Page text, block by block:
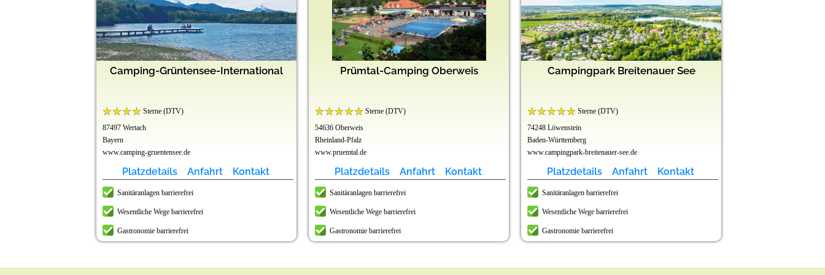
Camping-Grüntensee-International
Sterne (DTV)
87497 Wertach
Bayern
www.camping-gruentensee.de
Platzdetails Anfahrt Kontakt
Sanitäranlagen barrierefrei
Wesentliche Wege barrierefrei
Gastronomie barrierefrei
Prümtal-Camping Oberweis
Sterne (DTV)
54636 Oberweis
Rheinland-Pfalz
www.pruemtal.de
Platzdetails Anfahrt Kontakt
Sanitäranlagen barrierefrei
Wesentliche Wege barrierefrei
Gastronomie barrierefrei
Campingpark Breitenauer See
Sterne (DTV)
74248 Löwenstein
Baden-Württemberg
www.campingpark-breitenauer-see.de
Platzdetails Anfahrt Kontakt
Sanitäranlagen barrierefrei
Wesentliche Wege barrierefrei
Gastronomie barrierefrei